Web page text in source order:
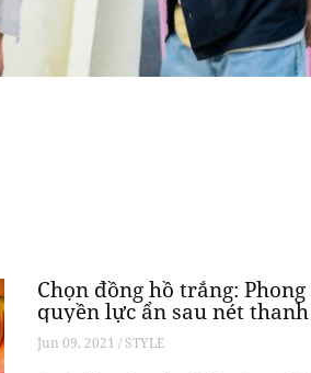
Chọn đồng hồ trắng:
quyền lực ẩn sau nét
hữu
Jun 09, 2021 / STYLE